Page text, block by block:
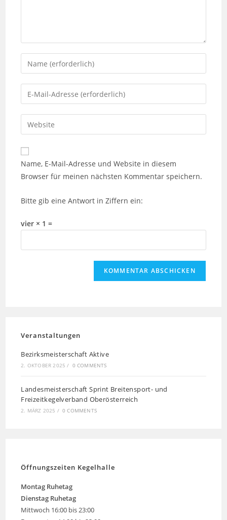
Name, E-Mail-Adresse und Website in diesem
Browser für meinen nächsten Kommentar speichern.
Bitte gib eine Antwort in Ziffern ein:
vier × 1 =
Veranstaltungen
Bezirksmeisterschaft Aktive
2. OKTOBER 2025 / 0 COMMENTS
Landesmeisterschaft Sprint Breitensport- und
Freizeitkegelverband Oberösterreich
2. MÄRZ 2025 / 0 COMMENTS
Öffnungszeiten Kegelhalle
Montag Ruhetag
Dienstag Ruhetag
Mittwoch 16:00 bis 23:00